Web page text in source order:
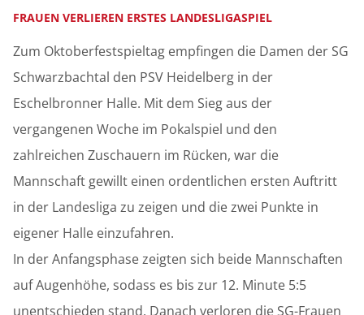
FRAUEN VERLIEREN ERSTES LANDESLIGASPIEL
Zum Oktoberfestspieltag empfingen die Damen der SG
Schwarzbachtal den PSV Heidelberg in der
Eschelbronner Halle. Mit dem Sieg aus der
vergangenen Woche im Pokalspiel und den
zahlreichen Zuschauern im Rücken, war die
Mannschaft gewillt einen ordentlichen ersten Auftritt
in der Landesliga zu zeigen und die zwei Punkte in
eigener Halle einzufahren.
In der Anfangsphase zeigten sich beide Mannschaften
auf Augenhöhe, sodass es bis zur 12. Minute 5:5
unentschieden stand. Danach verloren die SG-Frauen